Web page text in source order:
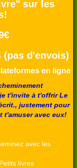
sur les
(pas d'envois)
en ligne
t'invite à t'offrir Le
justement pour
t'amuser avec eux!
avec les
livres